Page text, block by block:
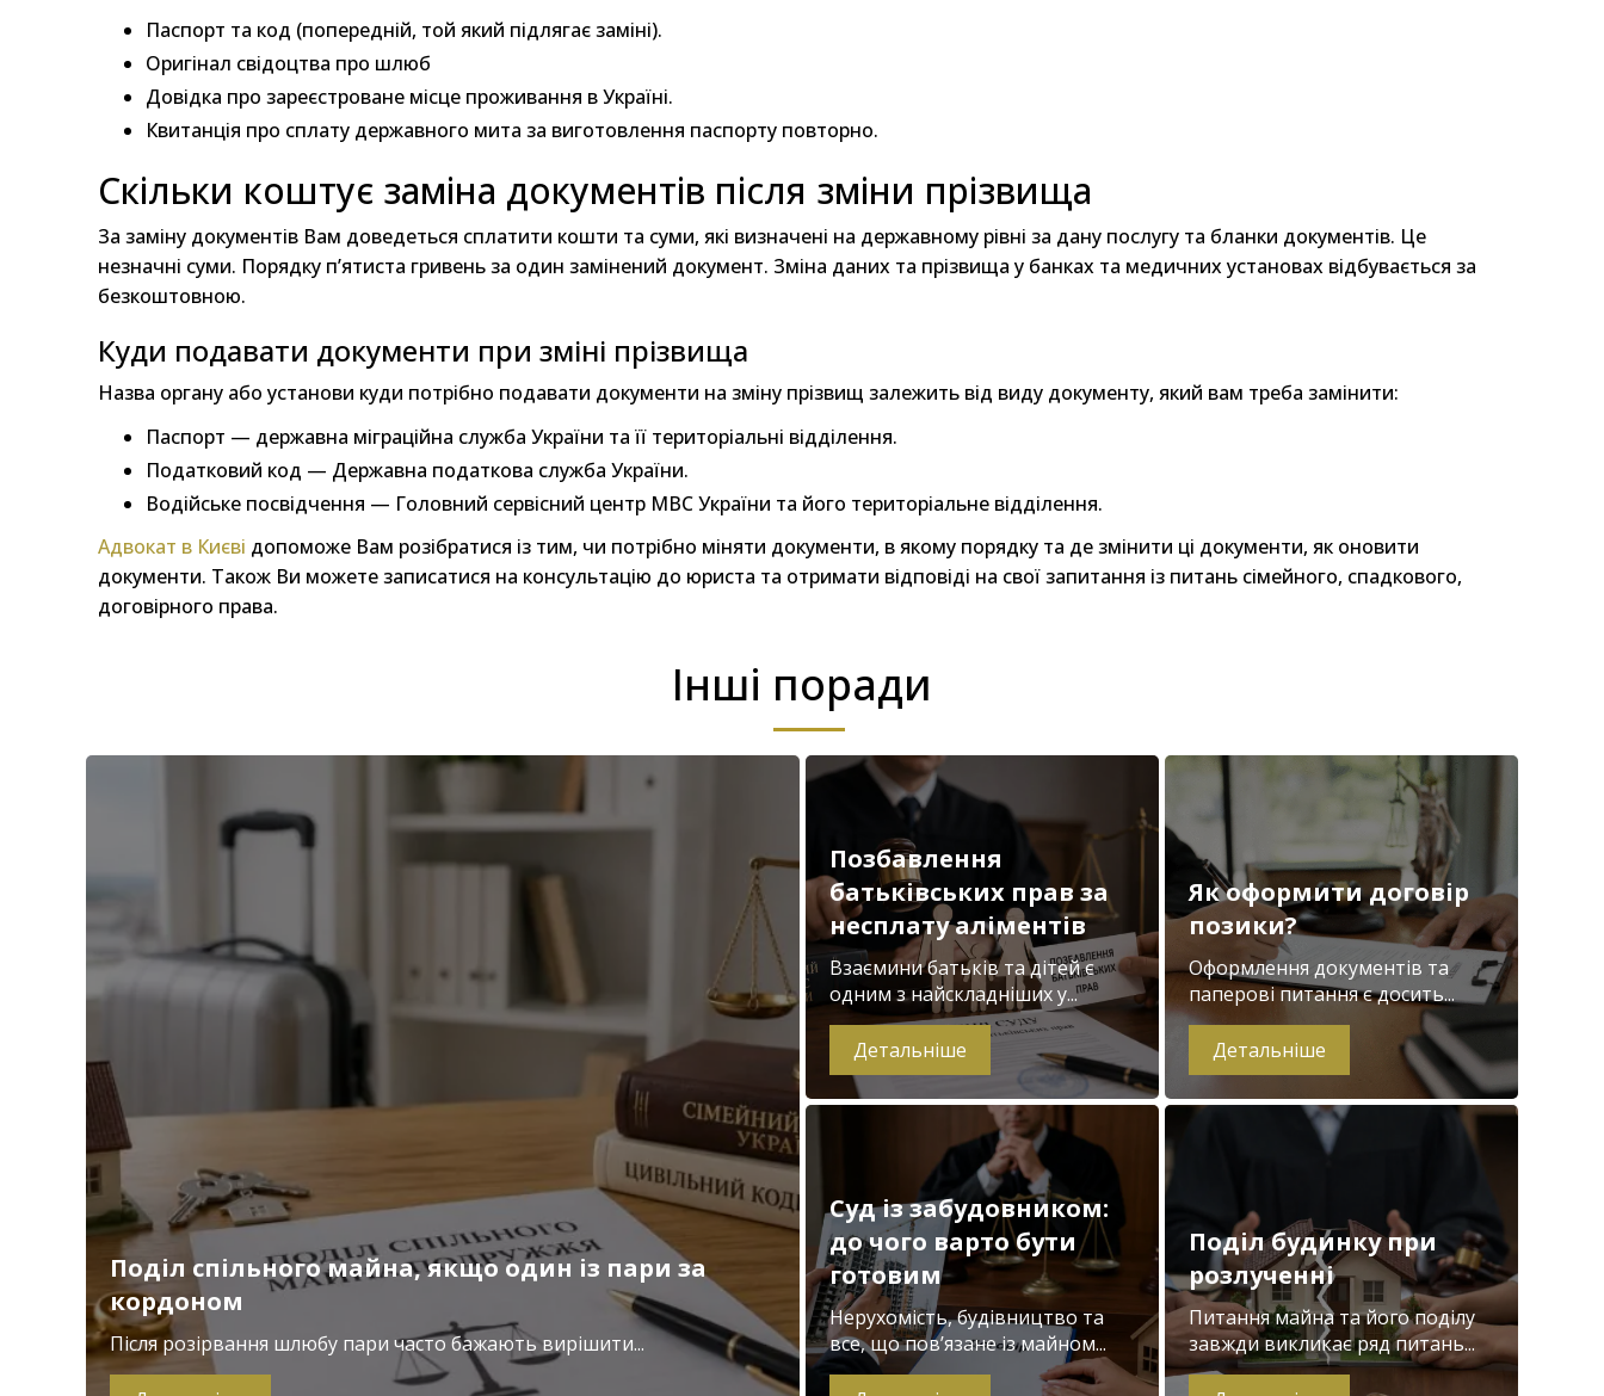
Паспорт та код (попередній, той який підлягає заміні).
Оригінал свідоцтва про шлюб
Довідка про зареєстроване місце проживання в Україні.
Квитанція про сплату державного мита за виготовлення паспорту повторно.
Скільки коштує заміна документів після зміни прізвища
За заміну документів Вам доведеться сплатити кошти та суми, які визначені на державному рівні за дану послугу та бланки документів. Це
незначні суми. Порядку п’ятиста гривень за один замінений документ. Зміна даних та прізвища у банках та медичних установах відбувається за
безкоштовною.
Куди подавати документи при зміні прізвища
Назва органу або установи куди потрібно подавати документи на зміну прізвищ залежить від виду документу, який вам треба замінити:
Паспорт — державна міграційна служба України та її територіальні відділення.
Податковий код — Державна податкова служба України.
Водійське посвідчення — Головний сервісний центр МВС України та його територіальне відділення.
Адвокат в Києві допоможе Вам розібратися із тим, чи потрібно міняти документи, в якому порядку та де змінити ці документи, як оновити
документи. Також Ви можете записатися на консультацію до юриста та отримати відповіді на свої запитання із питань сімейного, спадкового,
договірного права.
Інші поради
Поділ спільного майна, якщо один із пари за
кордоном
Після розірвання шлюбу пари часто бажають вирішити...
Позбавлення
батьківських прав за
несплату аліментів
Взаємини батьків та дітей є
одним з найскладніших у...
Детальніше
Як оформити договір
позики?
Оформлення документів та
паперові питання є досить...
Детальніше
Суд із забудовником:
до чого варто бути
готовим
Нерухомість, будівництво та
все, що пов’язане із майном...
Поділ будинку при
розлученні
Питання майна та його поділу
завжди викликає ряд питань...